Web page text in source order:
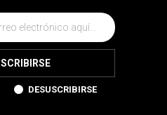
DESUSCRIBIRSE